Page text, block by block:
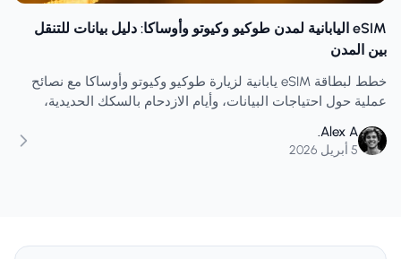
eSIM اليابانية لمدن طوكيو وكيوتو وأوساكا: دليل بيانات للتنقل
بين المدن
خطط لبطاقة eSIM يابانية لزيارة طوكيو وكيوتو وأوساكا مع نصائح
عملية حول احتياجات البيانات، وأيام الازدحام بالسكك الحديدية،
Alex A.
5 أبريل 2026